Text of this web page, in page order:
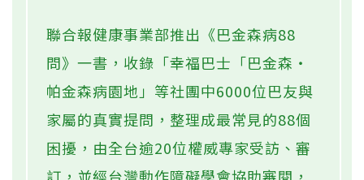
聯合報健康事業部推出《巴金森病88
問》一書，收錄「幸福巴士「巴金森‧
帕金森病園地」等社團中6000位巴友與
家屬的真實提問，整理成最常見的88個
困擾，由全台逾20位權威專家受訪、審
訂，並經台灣動作障礙學會協助審閱，